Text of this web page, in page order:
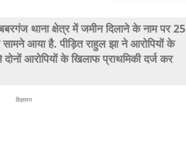
थाना क्षेत्र में जमीन दिलाने के नाम पर 25
आया है. पीड़ित राहुल झा ने आरोपियों के
आरोपियों के खिलाफ प्राथमिकी दर्ज कर
विज्ञापन